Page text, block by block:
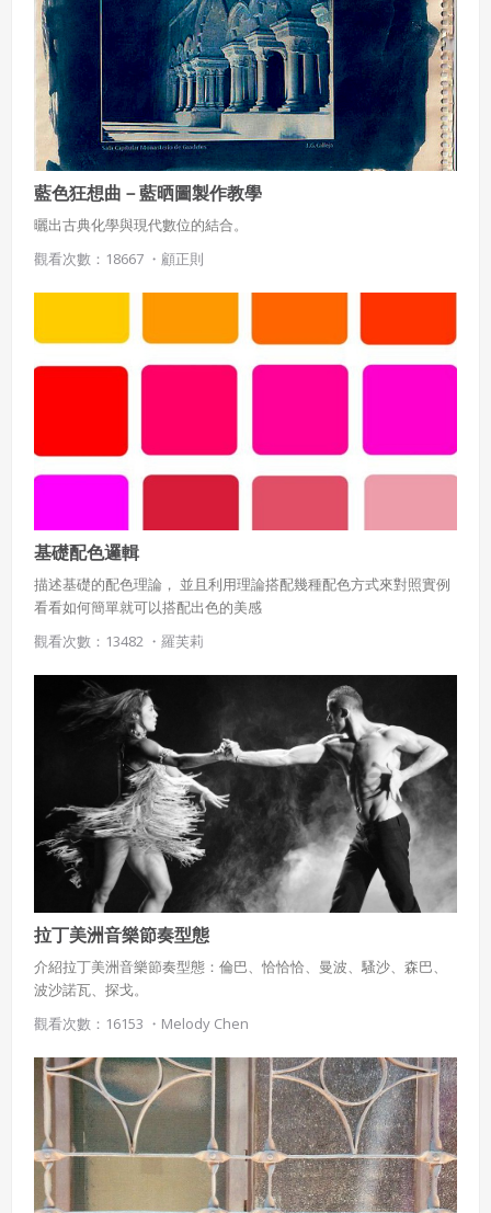
思考。可惜的是，當追星的小歌迷發現了背後的古典音樂寶藏，是
否願意更進一步去認識這些偉大的作曲家，進而產生更多的延伸
呢？
藍色狂想曲－藍晒圖製作教學
曬出古典化學與現代數位的結合。
觀看次數：18667 ・ 顧正則
基礎配色邏輯
描述基礎的配色理論， 並且利用理論搭配幾種配色方式來對照實例
看看如何簡單就可以搭配出色的美感
觀看次數：13482 ・ 羅芙莉
拉丁美洲音樂節奏型態
介紹拉丁美洲音樂節奏型態：倫巴、恰恰恰、曼波、騷沙、森巴、
波沙諾瓦、探戈。
觀看次數：16153 ・ Melody Chen
七、合意管轄
雙方合意專以臺灣臺北地方法院為第一審管轄法
院。